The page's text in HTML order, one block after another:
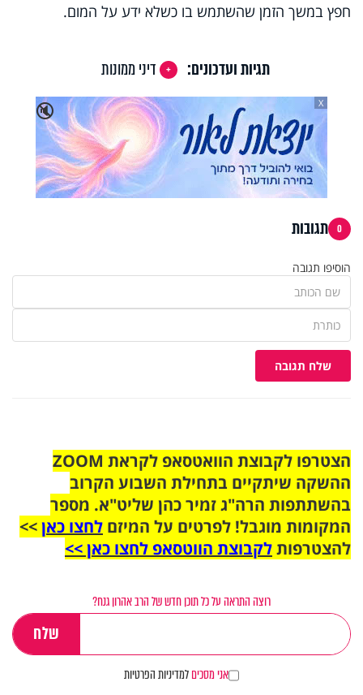
חפץ במשך הזמן שהשתמש בו כשלא ידע על המום.
תגיות ועדכונים:
דיני ממונות
🔇
X
0 תגובות
הוסיפו תגובה
שלח תגובה
הצטרפו לקבוצת הוואטסאפ לקראת ZOOM
ההשקה שיתקיים בתחילת השבוע הקרוב
בהשתתפות הרה"ג זמיר כהן שליט"א. מספר
המקומות מוגבל! לפרטים על המיזם לחצו כאן>>
להצטרפותלקבוצת הווטסאפ לחצו כאן >>
רוצה התראה על כל תוכן חדש של הרב אהרון גנח?
אני מסכיםלמדיניות הפרטיות